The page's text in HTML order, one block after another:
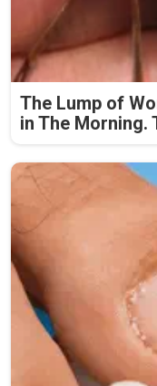
The Lump of
in The Morning.